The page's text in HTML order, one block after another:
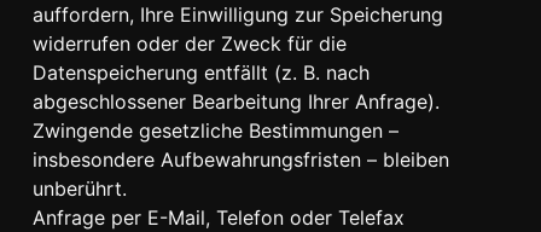
auffordern, Ihre Einwilligung zur Speicherung
widerrufen oder der Zweck für die
Datenspeicherung entfällt (z. B. nach
abgeschlossener Bearbeitung Ihrer Anfrage).
Zwingende gesetzliche Bestimmungen –
insbesondere Aufbewahrungsfristen – bleiben
unberührt.
Anfrage per E-Mail, Telefon oder Telefax